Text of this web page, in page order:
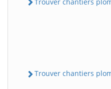
Trouver chantiers